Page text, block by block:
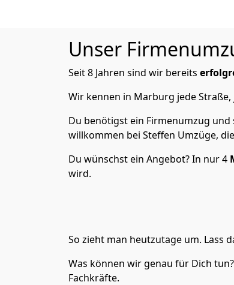
Unser
Seit 8 Jahren sind wir bereits
Wir kennen in Marburg jede
Du benötigst ein Firmenumzug
willkommen bei Steffen Umzüge,
Du wünschst ein Angebot? In nur 4
wird.
So zieht man heutzutage um. Lass
Was können wir genau für Dich
Fachkräfte.